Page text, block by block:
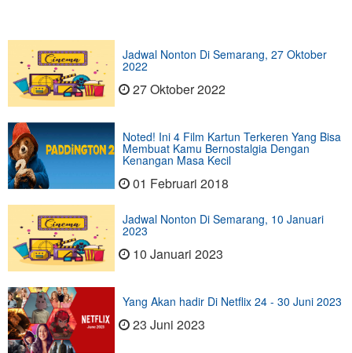
Jadwal Nonton Di Semarang, 27 Oktober
2022
27 Oktober 2022
Noted! Ini 4 Film Kartun Terkeren Yang Bisa
Membuat Kamu Bernostalgia Dengan
Kenangan Masa Kecil
01 Februari 2018
Jadwal Nonton Di Semarang, 10 Januari
2023
10 Januari 2023
Yang Akan hadir Di Netflix 24 - 30 Juni 2023
23 Juni 2023